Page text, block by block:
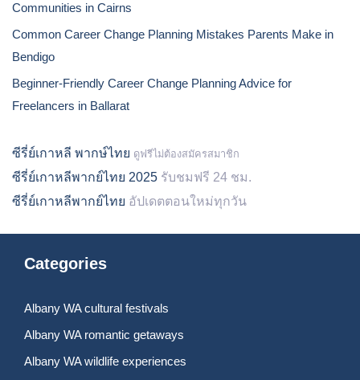
Communities in Cairns
Common Career Change Planning Mistakes Parents Make in
Bendigo
Beginner-Friendly Career Change Planning Advice for
Freelancers in Ballarat
ซีรี่ย์เกาหลี พากษ์ไทย ดูฟรีไม่ต้องสมัครสมาชิก
ซีรี่ย์เกาหลีพากย์ไทย 2025 รับชมฟรี 24 ชม.
ซีรี่ย์เกาหลีพากย์ไทย อัปเดตตอนใหม่ทุกวัน
Categories
Albany WA cultural festivals
Albany WA romantic getaways
Albany WA wildlife experiences